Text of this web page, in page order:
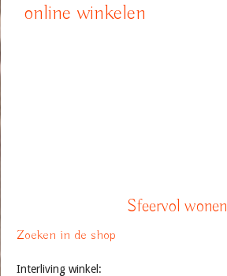
online winkelen
Sfeervol wonen
Zoeken in de shop
Interliving winkel: